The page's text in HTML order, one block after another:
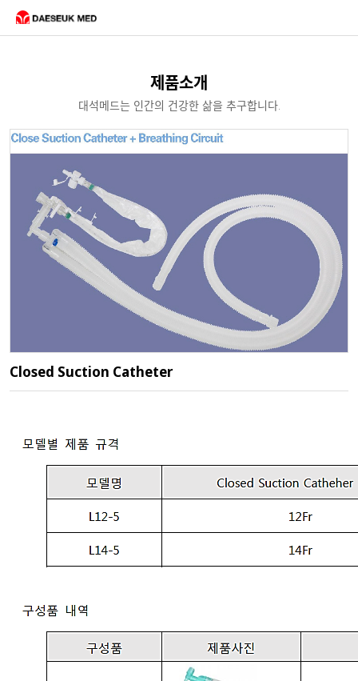
제품소개
대석메드는 인간의 건강한 삶을 추구합니다.
Closed Suction Catheter